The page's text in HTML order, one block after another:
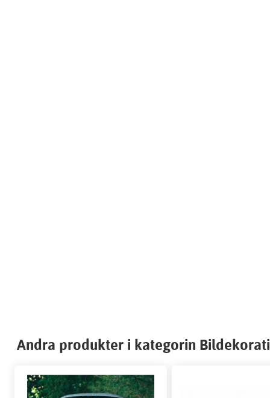
Andra produkter i kategorin